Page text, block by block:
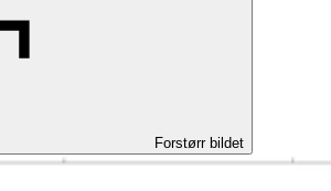
Forstørr bildet